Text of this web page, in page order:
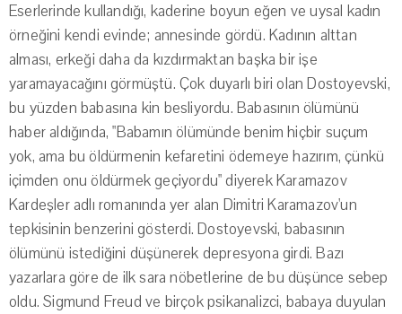
Eserlerinde kullandığı, kaderine boyun eğen ve uysal kadın
örneğini kendi evinde; annesinde gördü. Kadının alttan
alması, erkeği daha da kızdırmaktan başka bir işe
yaramayacağını görmüştü. Çok duyarlı biri olan Dostoyevski,
bu yüzden babasına kin besliyordu. Babasının ölümünü
haber aldığında, "Babamın ölümünde benim hiçbir suçum
yok, ama bu öldürmenin kefaretini ödemeye hazırım, çünkü
içimden onu öldürmek geçiyordu" diyerek Karamazov
Kardeşler adlı romanında yer alan Dimitri Karamazov'un
tepkisinin benzerini gösterdi. Dostoyevski, babasının
ölümünü istediğini düşünerek depresyona girdi. Bazı
yazarlara göre de ilk sara nöbetlerine de bu düşünce sebep
oldu. Sigmund Freud ve birçok psikanalizci, babaya duyulan